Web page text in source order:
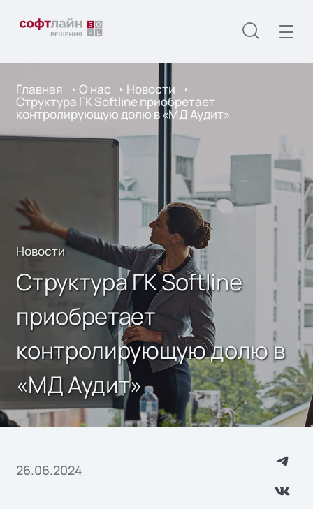
Главная О нас Новости
Структура ГК Softline приобретает
контролирующую долю в «МД Аудит»
Новости
Структура ГК Softline
приобретает
контролирующую долю в
«МД Аудит»
26.06.2024